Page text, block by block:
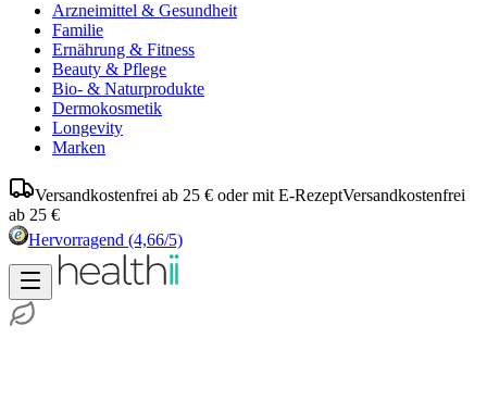
Arzneimittel & Gesundheit
Familie
Ernährung & Fitness
Beauty & Pflege
Bio- & Naturprodukte
Dermokosmetik
Longevity
Marken
Versandkostenfrei ab 25 € oder mit E-RezeptVersandkostenfrei
ab 25 €
Hervorragend (4,66/5)